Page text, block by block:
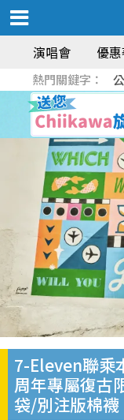
演唱會 優
熱門關鍵字：
7-Eleven聯乘
周年專屬復古
袋/別注版棉